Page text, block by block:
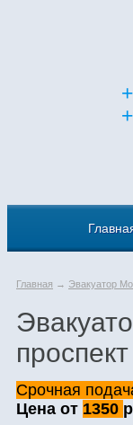
Главная → Эвакуатор
проспект
Срочная
Цена от 1350